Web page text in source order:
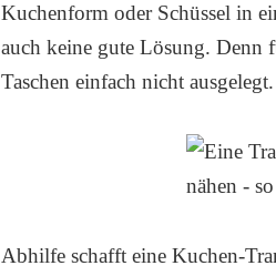
Kuchenform oder Schüssel in
auch keine gute Lösung. Denn
Taschen einfach nicht ausgelegt.
Abhilfe schafft eine Kuchen-